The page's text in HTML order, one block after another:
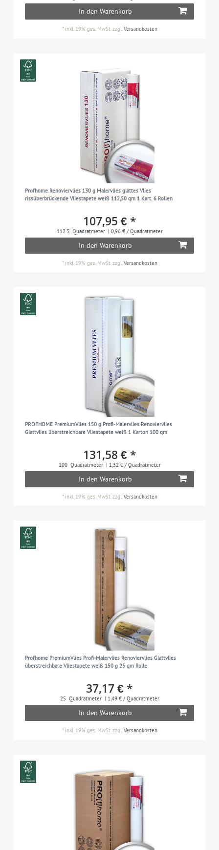
In den Warenkorb
* inkl. 19% ges. MwSt.zzgl.Versandkosten
Profhome Renoviervlies 130 g Malervlies glattes Vlies
rissüberbrückende Vliestapete weiß 112,50 qm 1 Kart. 6 Rollen
107,95 € *
112.5 Quadratmeter | 0,96 € / Quadratmeter
In den Warenkorb
* inkl. 19% ges. MwSt. zzgl. Versandkosten
PROFHOME PremiumVlies 150 g Profi-Malervlies Renoviervlies
Glattvlies überstreichbare Vliestapete weiß 1 Karton 100 qm
131,58 € *
100 Quadratmeter | 1,32 € / Quadratmeter
In den Warenkorb
* inkl. 19% ges. MwSt.zzgl.Versandkosten
Profhome PremiumVlies Profi-Malervlies Renoviervlies Glattvlies
überstreichbare Vliestapete weiß 150 g 25 qm Rolle
37,17 € *
25 Quadratmeter | 1,49 € / Quadratmeter
In den Warenkorb
* inkl. 19% ges. MwSt.zzgl.Versandkosten